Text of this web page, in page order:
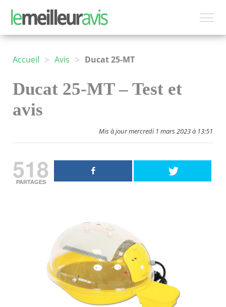
Accueil > Avis > Ducat 25-MT
Ducat 25-MT – Test et
avis
Mis à jour mercredi 1 mars 2023 à 13:51
518
PARTAGES